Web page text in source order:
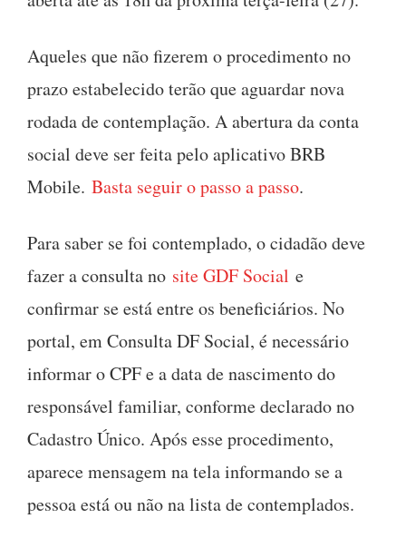
Aqueles que não fizerem o procedimento no
prazo estabelecido terão que aguardar nova
rodada de contemplação. ‌A abertura da conta
social deve ser feita pelo aplicativo BRB
Mobile. Basta seguir o passo a passo.
Para saber se foi contemplado, o cidadão deve
fazer a consulta no site GDF Social e
confirmar se está entre os beneficiários. No
portal, em Consulta DF Social, é necessário
informar o CPF e a data de nascimento do
responsável familiar, conforme declarado no
Cadastro Único. Após esse procedimento,
aparece mensagem na tela informando se a
pessoa está ou não na lista de contemplados.